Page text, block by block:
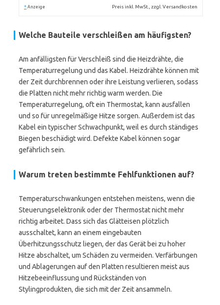
* Anzeige Preis inkl. MwSt., zzgl. Versandkosten
Welche Bauteile verschleißen am häufigsten?
Am anfälligsten für Verschleiß sind die Heizdrähte, die
Temperaturregelung und das Kabel. Heizdrähte können mit
der Zeit durchbrennen oder ihre Leistung verlieren, sodass
die Platten nicht mehr richtig warm werden. Die
Temperaturregelung, oft ein Thermostat, kann ausfallen
und so für unregelmäßige Hitze sorgen. Außerdem ist das
Kabel ein typischer Schwachpunkt, weil es durch ständiges
Biegen beschädigt wird. Defekte Kabel können sogar
gefährlich sein.
Warum treten bestimmte Fehlfunktionen auf?
Temperaturschwankungen entstehen meistens, wenn die
Steuerungselektronik oder der Thermostat nicht mehr
richtig arbeitet. Dass sich das Glätteisen plötzlich
ausschaltet, kann an einem eingebauten
Überhitzungsschutz liegen, der das Gerät bei zu hoher
Hitze abschaltet, um Schäden zu vermeiden. Verfärbungen
und Ablagerungen auf den Platten resultieren meist aus
Hitzebeeinflussung und Rückständen von
Stylingprodukten, die sich mit der Zeit ansammeln.